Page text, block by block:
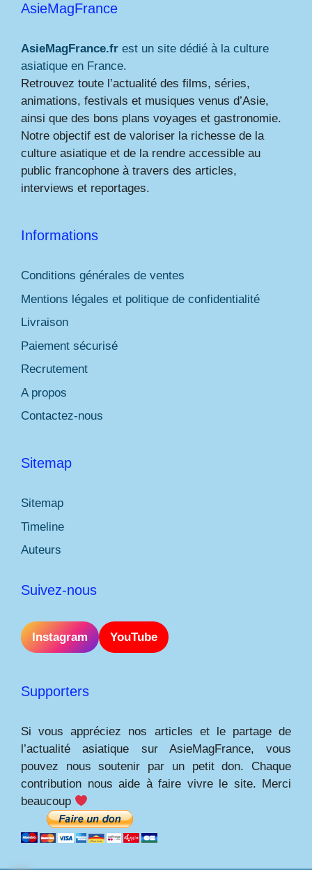
AsieMagFrance
AsieMagFrance.fr est un site dédié à la culture
asiatique en France.
Retrouvez toute l’actualité des films, séries,
animations, festivals et musiques venus d’Asie,
ainsi que des bons plans voyages et gastronomie.
Notre objectif est de valoriser la richesse de la
culture asiatique et de la rendre accessible au
public francophone à travers des articles,
interviews et reportages.
Informations
Conditions générales de ventes
Mentions légales et politique de confidentialité
Livraison
Paiement sécurisé
Recrutement
A propos
Contactez-nous
Sitemap
Sitemap
Timeline
Auteurs
Suivez-nous
Instagram YouTube
Supporters
Si vous appréciez nos articles et le partage de
l’actualité asiatique sur AsieMagFrance, vous
pouvez nous soutenir par un petit don. Chaque
contribution nous aide à faire vivre le site. Merci
beaucoup